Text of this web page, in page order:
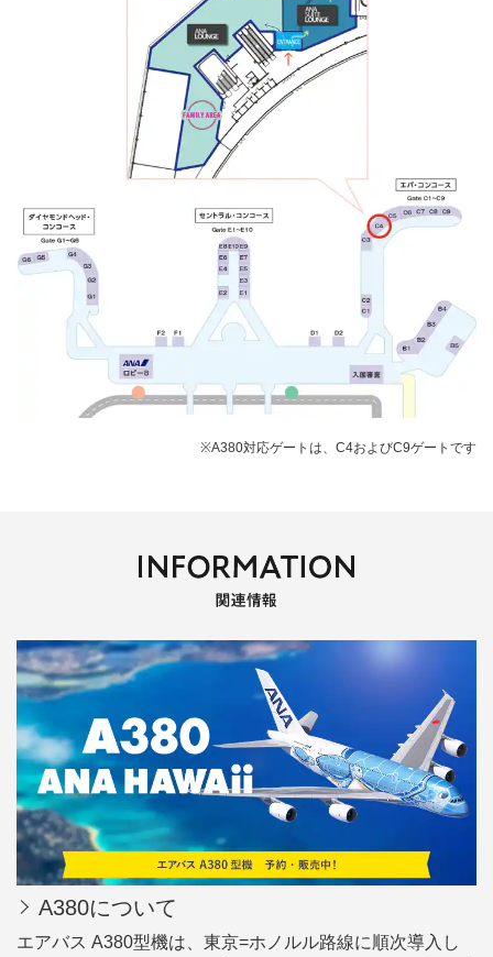
※A380対応ゲートは、C4およびC9ゲートです
A380について
エアバス A380型機は、東京=ホノルル路線に順次導入し